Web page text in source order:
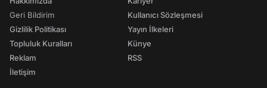
Geri Bildirim
Gizlilik Politikası
Topluluk Kuralları
Reklam
İletişim
Kullanıcı Sözleşmesi
Yayın İlkeleri
Künye
RSS